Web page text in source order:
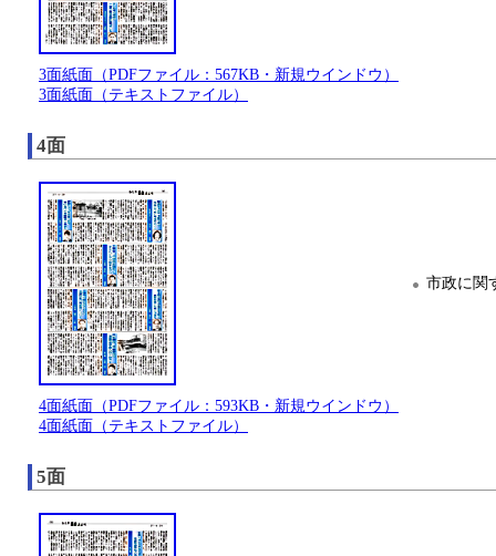
3面紙面（PDFファイル：567KB・新規ウインドウ）
3面紙面（テキストファイル）
4面
市政に関
4面紙面（PDFファイル：593KB・新規ウインドウ）
4面紙面（テキストファイル）
5面